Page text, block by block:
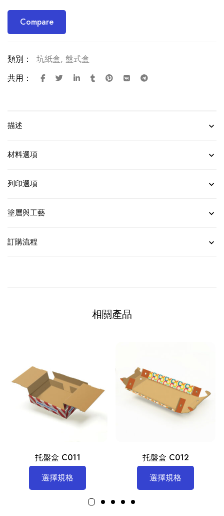
Compare
類別： 坑紙盒, 盤式盒
共用：
描述
材料選項
列印選項
塗層與工藝
訂購流程
相關產品
托盤盒 C011
選擇規格
托盤盒 C012
選擇規格